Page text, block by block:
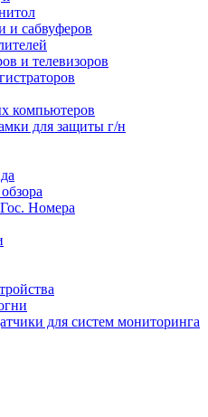
и сабвуферов
и телевизоров
компьютеров
для защиты г/н
Номера
для систем мониторинга